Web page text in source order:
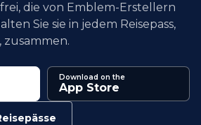
die von Emblem-Erstellern
Sie sie in jedem Reisepass,
Download on the
App Store